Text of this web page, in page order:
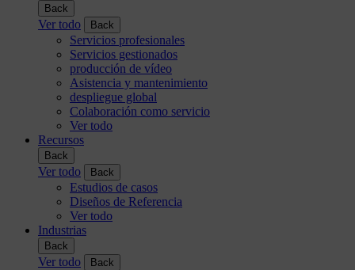
Back
Ver todo Back
Servicios profesionales
Servicios gestionados
producción de vídeo
Asistencia y mantenimiento
despliegue global
Colaboración como servicio
Ver todo
Recursos
Back
Ver todo Back
Estudios de casos
Diseños de Referencia
Ver todo
Industrias
Back
Ver todo Back